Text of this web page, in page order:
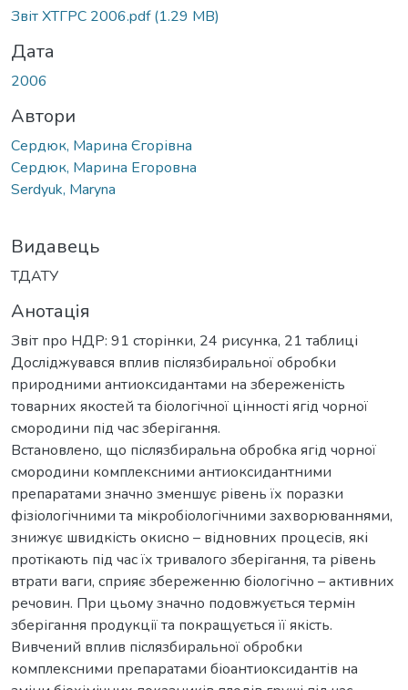
Звіт ХТГРС 2006.pdf(1.29 MB)
Дата
2006
Автори
Сердюк, Марина Єгорівна
Сердюк, Марина Егоровна
Serdyuk, Maryna
Видавець
ТДАТУ
Анотація
Звіт про НДР: 91 сторінки, 24 рисунка, 21 таблиці
Досліджувався вплив післязбиральної обробки
природними антиоксидантами на збереженість
товарних якостей та біологічної цінності ягід чорної
смородини під час зберігання.
Встановлено, що післязбиральна обробка ягід чорної
смородини комплексними антиоксидантними
препаратами значно зменшує рівень їх поразки
фізіологічними та мікробіологічними захворюваннями,
знижує швидкість окисно – відновних процесів, які
протікають під час їх тривалого зберігання, та рівень
втрати ваги, сприяє збереженню біологічно – активних
речовин. При цьому значно подовжується термін
зберігання продукції та покращується її якість.
Вивчений вплив післязбиральної обробки
комплексними препаратами біоантиоксидантів на